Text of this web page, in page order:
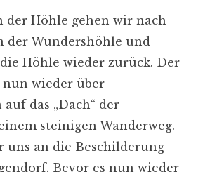
der Höhle gehen wir nach
der Wundershöhle und
Höhle wieder zurück. Der
wieder über
das „Dach“ der
steinigen Wanderweg.
uns an die Beschilderung
Bevor es nun wieder